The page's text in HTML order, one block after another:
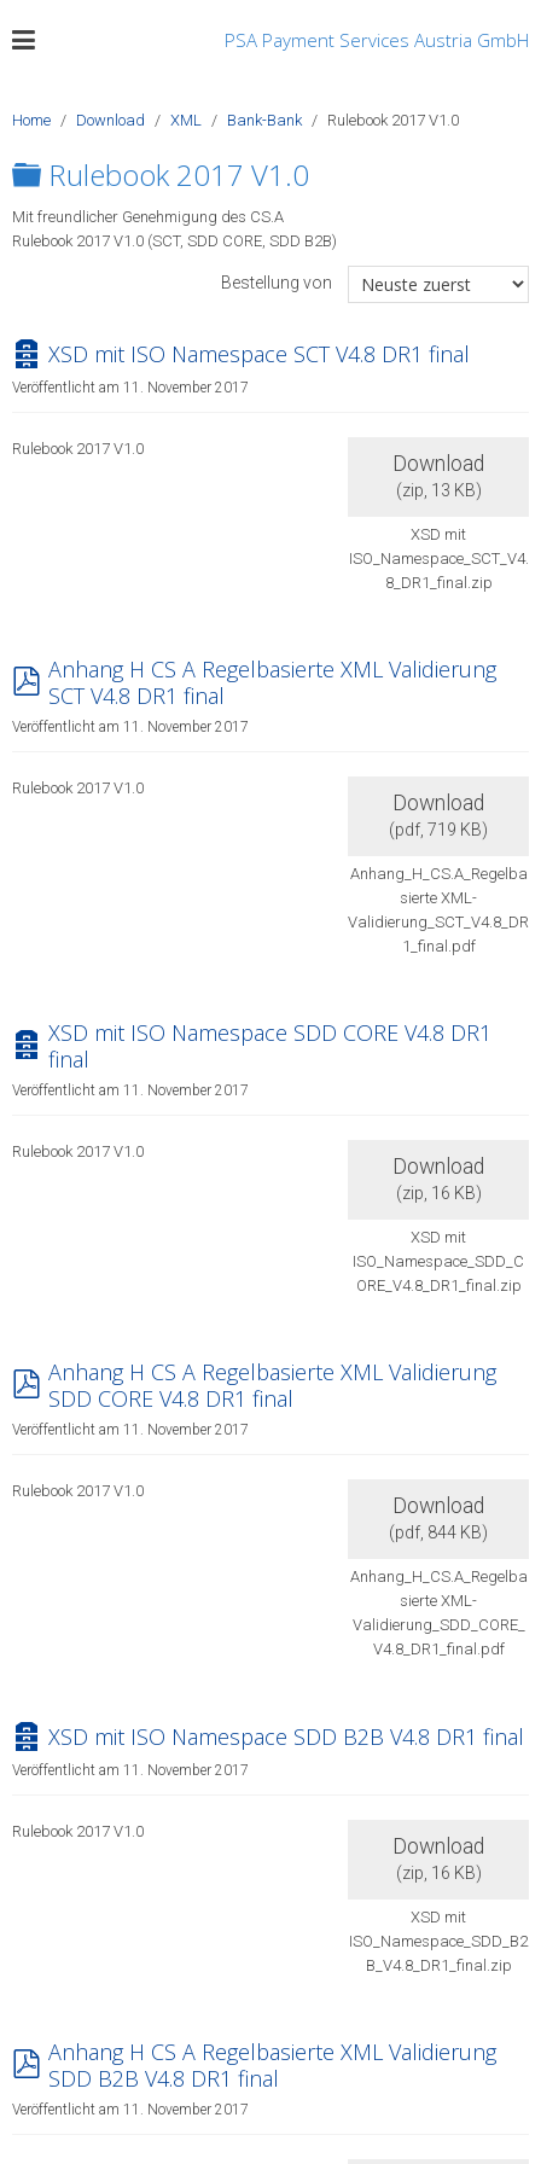
PSA Payment Services Austria GmbH
Home Download XML Bank-Bank Rulebook 2017 V1.0
Ordner
Rulebook 2017 V1.0
Mit freundlicher Genehmigung des CS.A
Rulebook 2017 V1.0 (SCT, SDD CORE, SDD B2B)
Bestellung von
archive
XSD mit ISO Namespace SCT V4.8 DR1 final
Veröffentlicht am 11. November 2017
Download
(zip, 13 KB)
XSD mit
ISO_Namespace_SCT_V4.
8_DR1_final.zip
Rulebook 2017 V1.0
pdf
Anhang H CS A Regelbasierte XML Validierung
SCT V4.8 DR1 final
Veröffentlicht am 11. November 2017
Download
(pdf, 719 KB)
Anhang_H_CS.A_Regelba
sierte XML-
Validierung_SCT_V4.8_DR
1_final.pdf
Rulebook 2017 V1.0
archive
XSD mit ISO Namespace SDD CORE V4.8 DR1
final
Veröffentlicht am 11. November 2017
Download
(zip, 16 KB)
XSD mit
ISO_Namespace_SDD_C
ORE_V4.8_DR1_final.zip
Rulebook 2017 V1.0
pdf
Anhang H CS A Regelbasierte XML Validierung
SDD CORE V4.8 DR1 final
Veröffentlicht am 11. November 2017
Download
(pdf, 844 KB)
Anhang_H_CS.A_Regelba
sierte XML-
Validierung_SDD_CORE_
V4.8_DR1_final.pdf
Rulebook 2017 V1.0
archive
XSD mit ISO Namespace SDD B2B V4.8 DR1 final
Veröffentlicht am 11. November 2017
Download
(zip, 16 KB)
XSD mit
ISO_Namespace_SDD_B2
B_V4.8_DR1_final.zip
Rulebook 2017 V1.0
pdf
Anhang H CS A Regelbasierte XML Validierung
SDD B2B V4.8 DR1 final
Veröffentlicht am 11. November 2017